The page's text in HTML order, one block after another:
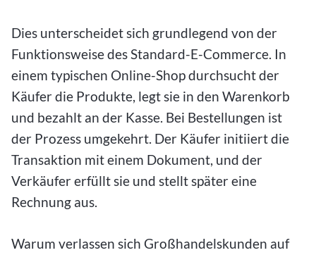
Dies unterscheidet sich grundlegend von der
Funktionsweise des Standard-E-Commerce. In
einem typischen Online-Shop durchsucht der
Käufer die Produkte, legt sie in den Warenkorb
und bezahlt an der Kasse. Bei Bestellungen ist
der Prozess umgekehrt. Der Käufer initiiert die
Transaktion mit einem Dokument, und der
Verkäufer erfüllt sie und stellt später eine
Rechnung aus.
Warum verlassen sich Großhandelskunden auf